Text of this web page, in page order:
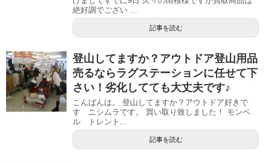
絶好調でござい ...
記事を読む
登山してますか？アウトドア登山用品
売るならラグステーションに任せて下
さい！劣化してても大丈夫です♪
こんばんは。 登山してますか？アウトドア好きで
す ニシムラです。 買い取り致しました！ モンベ
ル トレント...
記事を読む